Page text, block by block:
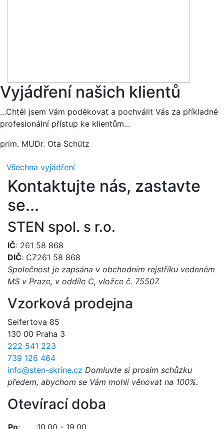
Vyjádření našich klientů
...Chtěl jsem Vám poděkovat a pochválit Vás za příkladně
profesionální přístup ke klientům...
prim. MUDr. Ota Schütz
Všechna vyjádření
Kontaktujte nás, zastavte
se...
STEN spol. s r.o.
IČ: 261 58 868
DIČ: CZ261 58 868
Společnost je zapsána v obchodním rejstříku vedeném
MS v Praze, v oddíle C, vložce č. 75507.
Vzorková prodejna
Seifertova 85
130 00 Praha 3
222 541 223
739 126 464
info@sten-skrine.cz Domluvte si prosím schůzku
předem, abychom se Vám mohli věnovat na 100%.
Otevírací doba
Po: 10.00 - 19.00